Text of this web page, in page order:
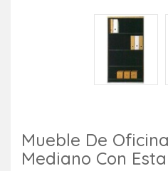
Mueble De
Mediano Con